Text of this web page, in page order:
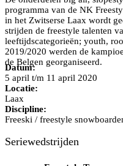
programma van de NK
in het Zwitserse Laax wordt
strijden de freestyle talenten
leeftijdscategorieën; youth,
2019/2020 werden de
de Belgen georganiseerd.
Datum:
5 april t/m 11 april 2020
Locatie:
Laax
Discipline:
Freeski / freestyle
Seriewedstrijden